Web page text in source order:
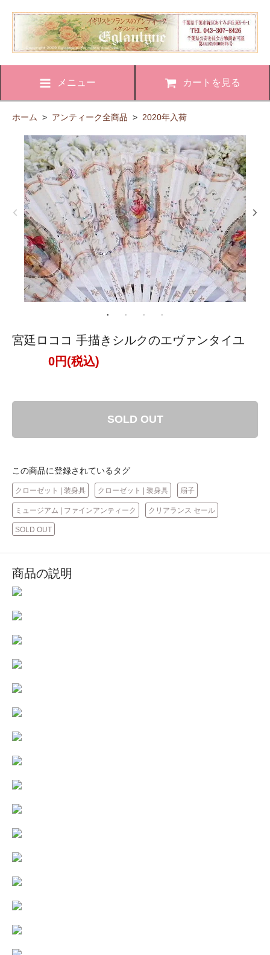
メニュー カートを見る
ホーム > アンティーク全商品 > 2020年入荷
宮廷ロココ 手描きシルクのエヴァンタイユ
0円(税込)
SOLD OUT
この商品に登録されているタグ
クローゼット | 装身具 クローゼット | 装身具 扇子
ミュージアム | ファインアンティーク クリアランス セール
SOLD OUT
商品の説明